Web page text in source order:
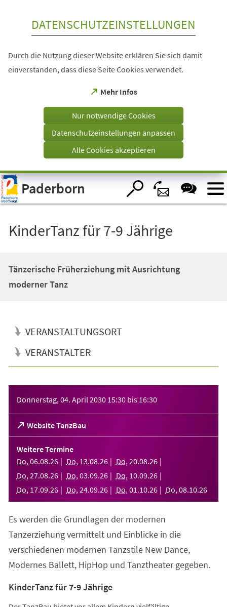
Visuelle
Assistenzsoftware
öffnen.
DATENSCHUTZEINSTELLUNGEN
Durch die Nutzung dieser Website erklären Sie sich damit
einverstanden, dass diese Seite Cookies verwendet.
Mehr Infos
(Öffnet
einem
Tab)
Nur notwendige Cookies
Datenschutzeinstellungen anpassen
Alle Cookies akzeptieren
Paderborn
KinderTanz für 7-9 Jährige
Tänzerische Früherziehung mit Ausrichtung
moderner Tanz
VERANSTALTUNGSORT
VERANSTALTER
Donnerstag, 04. April 2030 15:30 bis 16:30
Website TanzBau
(Öffnet
in
einem
neuen
Tab)
Weitere Termine
Do, 06.08.26 Do, 13.08.26 Do, 20.08.26
Do, 27.08.26 Do, 03.09.26 Do, 10.09.26
Do, 17.09.26 Do, 24.09.26 Do, 01 .10.26 Do, 08.10.26
Es werden die Grundlagen der modernen
Tanzerziehung vermittelt und Einblicke in die
verschiedenen modernen Tanzstile New Dance,
Modernes Ballett, HipHop und Tanztheater gegeben.
KinderTanz für 7-9 Jährige